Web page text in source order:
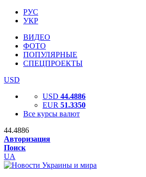
РУС
УКР
ВИДЕО
ФОТО
ПОПУЛЯРНЫЕ
СПЕЦПРОЕКТЫ
USD
USD 44.4886
EUR 51.3350
Все курсы валют
44.4886
Авторизация
Поиск
UA